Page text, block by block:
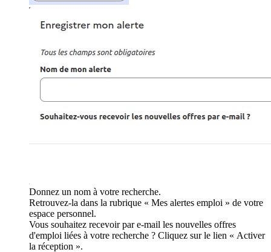
Donnez un nom à votre recherche.
Retrouvez-la dans la rubrique « Mes alertes emploi » de votre
espace personnel.
Vous souhaitez recevoir par e-mail les nouvelles offres
d'emploi liées à votre recherche ? Cliquez sur le lien « Activer
la réception ».